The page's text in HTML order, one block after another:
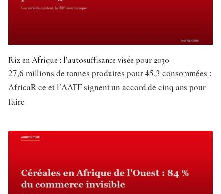
Riz en Afrique : l’autosuffisance visée pour 2030
27,6 millions de tonnes produites pour 45,3 consommées :
AfricaRice et l’AATF signent un accord de cinq ans pour
faire